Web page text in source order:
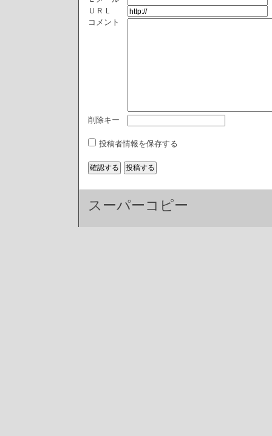
ＵＲＬ
コメント
削除キー
投稿者情報を保存する
スーパーコピー